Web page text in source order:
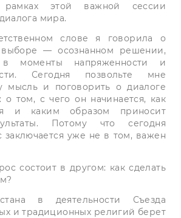
этой важной сессии
мира.
слове я говорила о
— осознанном решении,
в моменты напряженности и
Сегодня позвольте мне
мысль и поговорить о диалоге
о том, с чего он начинается, как
и каким образом приносит
Потому что сегодня
заключается уже не в том, важен
состоит в другом: как сделать
в деятельности Съезда
и традиционных религий берет